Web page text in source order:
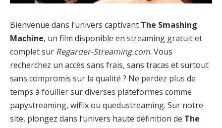
Bienvenue dans l’univers captivant The Smashing
Machine, un film disponible en streaming gratuit et
complet sur Regarder-Streaming.com. Vous
recherchez un accès sans frais, sans tracas et surtout
sans compromis sur la qualité ? Ne perdez plus de
temps à fouiller sur diverses plateformes comme
papystreaming, wiflix ou quedustreaming. Sur notre
site, plongez dans l’univers haute définition de The